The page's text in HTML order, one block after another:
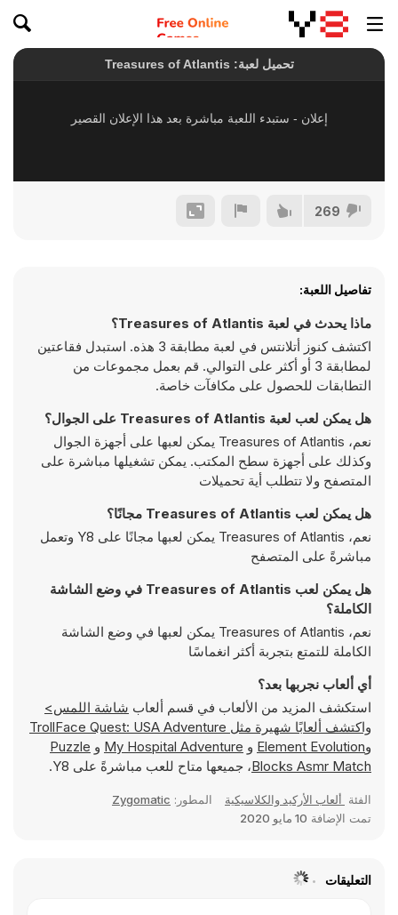
269
تفاصيل اللعبة:
ماذا يحدث في لعبة Treasures of Atlantis؟
اكتشف كنوز أتلانتس في لعبة مطابقة 3 هذه. استبدل فقاعتين
لمطابقة 3 أو أكثر على التوالي. قم بعمل مجموعات من
التطابقات للحصول على مكافآت خاصة.
هل يمكن لعب لعبة Treasures of Atlantis على الجوال؟
نعم، Treasures of Atlantis يمكن لعبها على أجهزة الجوال
وكذلك على أجهزة سطح المكتب. يمكن تشغيلها مباشرة على
المتصفح ولا تتطلب أية تحميلات
هل يمكن لعب Treasures of Atlantis مجانًا؟
نعم، Treasures of Atlantis يمكن لعبها مجانًا على Y8 وتعمل
مباشرةً على المتصفح
هل يمكن لعب Treasures of Atlantis في وضع الشاشة
الكاملة؟
نعم، Treasures of Atlantis يمكن لعبها في وضع الشاشة
الكاملة للتمتع بتجربة أكثر انغماسًا
أي ألعاب نجربها بعد؟
استكشف المزيد من الألعاب في قسم ألعاب شاشة اللمس>
واكتشف ألعابًا شهيرة مثل TrollFace Quest: USA Adventure
وElement Evolution و My Hospital Adventure و Puzzle
Blocks Asmr Match، جميعها متاح للعب مباشرةً على Y8.
الفئة ألعاب الأركيد والكلاسيكية المطور: Zygomatic
تمت الإضافة 10 مايو 2020
التعليقات